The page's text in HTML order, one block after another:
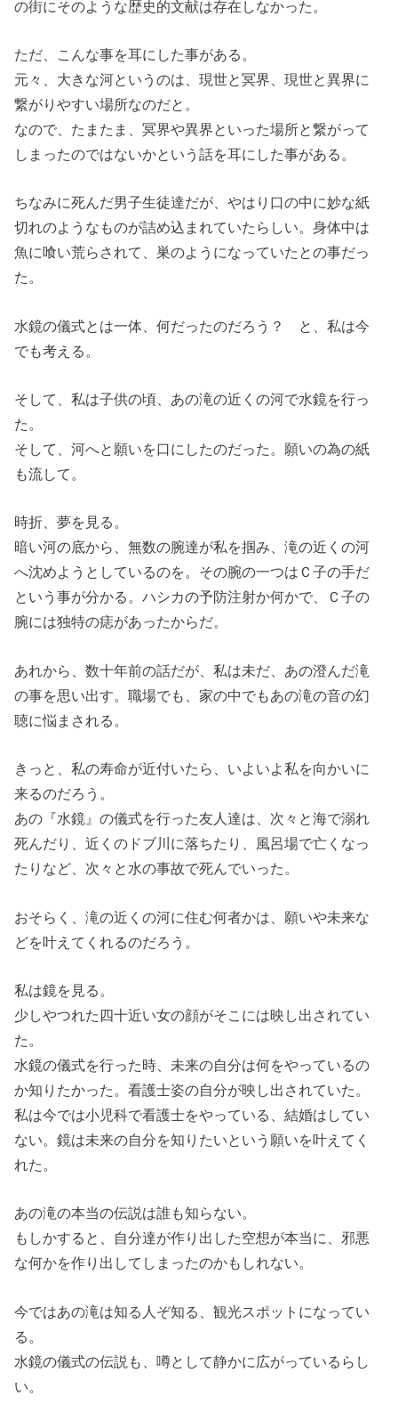
の街にそのような歴史的文献は存在しなかった。
ただ、こんな事を耳にした事がある。
元々、大きな河というのは、現世と冥界、現世と異界に
繋がりやすい場所なのだと。
なので、たまたま、冥界や異界といった場所と繋がって
しまったのではないかという話を耳にした事がある。
ちなみに死んだ男子生徒達だが、やはり口の中に妙な紙
切れのようなものが詰め込まれていたらしい。身体中は
魚に喰い荒らされて、巣のようになっていたとの事だっ
た。
水鏡の儀式とは一体、何だったのだろう？ と、私は今
でも考える。
そして、私は子供の頃、あの滝の近くの河で水鏡を行っ
た。
そして、河へと願いを口にしたのだった。願いの為の紙
も流して。
時折、夢を見る。
暗い河の底から、無数の腕達が私を掴み、滝の近くの河
へ沈めようとしているのを。その腕の一つはＣ子の手だ
という事が分かる。ハシカの予防注射か何かで、Ｃ子の
腕には独特の痣があったからだ。
あれから、数十年前の話だが、私は未だ、あの澄んだ滝
の事を思い出す。職場でも、家の中でもあの滝の音の幻
聴に悩まされる。
きっと、私の寿命が近付いたら、いよいよ私を向かいに
来るのだろう。
あの『水鏡』の儀式を行った友人達は、次々と海で溺れ
死んだり、近くのドブ川に落ちたり、風呂場で亡くなっ
たりなど、次々と水の事故で死んでいった。
おそらく、滝の近くの河に住む何者かは、願いや未来な
どを叶えてくれるのだろう。
私は鏡を見る。
少しやつれた四十近い女の顔がそこには映し出されてい
た。
水鏡の儀式を行った時、未来の自分は何をやっているの
か知りたかった。看護士姿の自分が映し出されていた。
私は今では小児科で看護士をやっている、結婚はしてい
ない。鏡は未来の自分を知りたいという願いを叶えてく
れた。
あの滝の本当の伝説は誰も知らない。
もしかすると、自分達が作り出した空想が本当に、邪悪
な何かを作り出してしまったのかもしれない。
今ではあの滝は知る人ぞ知る、観光スポットになってい
る。
水鏡の儀式の伝説も、噂として静かに広がっているらし
い。